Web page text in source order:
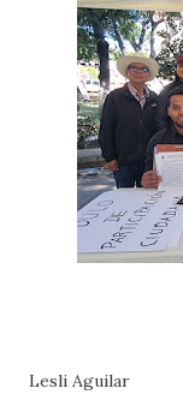
Lesli Aguilar